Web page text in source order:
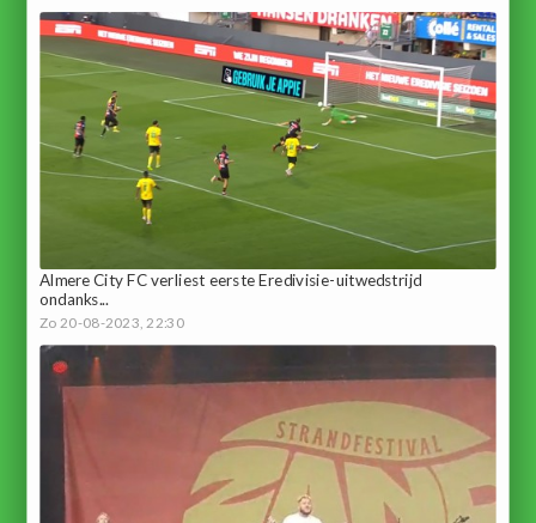
Almere City FC verliest eerste Eredivisie-uitwedstrijd
ondanks...
Zo 20-08-2023, 22:30